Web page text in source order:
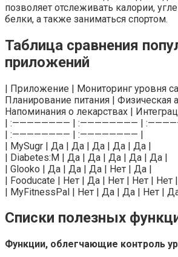
позволяет отслеживать калории,
белки, а также заниматься спортом.
Таблица сравнения
приложений
| Приложение | Мониторинг уровня
Планирование питания | Физическая
Напоминания о лекарствах |
| :———————— | :———————— |
| :———————— | :———————— |
| MySugr | Да | Да | Да | Да | Да |
| Diabetes:M | Да | Да | Да | Да | Да |
| Glooko | Да | Да | Да | Нет | Да |
| Fooducate | Нет | Да | Нет | Нет | Нет |
| MyFitnessPal | Нет | Да | Да | Нет |
Списки полезных
Функции, облегчающие контроль